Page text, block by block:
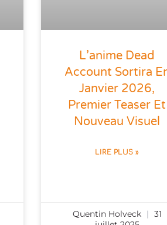
L’anime Dead
Account Sortira
Janvier 2026,
Premier Teaser Et
Nouveau Visuel
LIRE PLUS »
Quentin Holveck
31